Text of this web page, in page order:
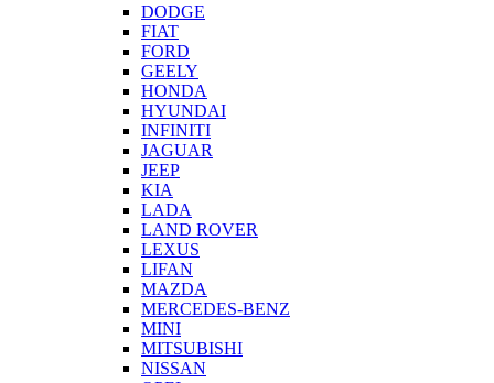
DODGE
FIAT
FORD
GEELY
HONDA
HYUNDAI
INFINITI
JAGUAR
JEEP
KIA
LADA
LAND ROVER
LEXUS
LIFAN
MAZDA
MERCEDES-BENZ
MINI
MITSUBISHI
NISSAN